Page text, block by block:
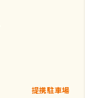
提携駐車場